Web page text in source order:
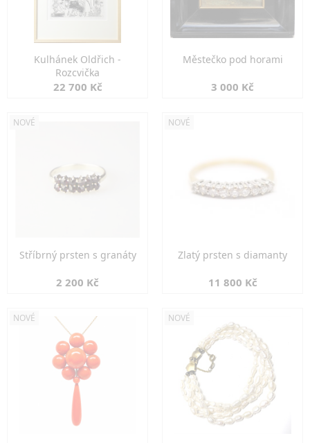
Kulhánek Oldřich -
Rozcvička
22 700 Kč
Městečko pod horami
3 000 Kč
NOVÉ
Stříbrný prsten s granáty
2 200 Kč
NOVÉ
Zlatý prsten s diamanty
11 800 Kč
NOVÉ NOVÉ